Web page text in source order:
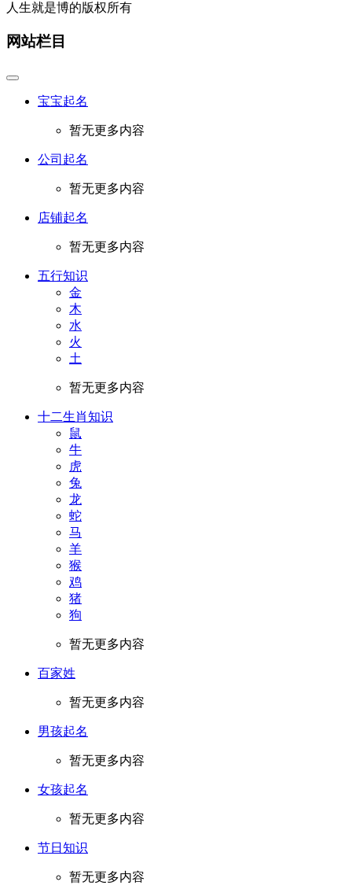
人生就是博的版权所有
网站栏目
宝宝起名
暂无更多内容
公司起名
暂无更多内容
店铺起名
暂无更多内容
五行知识
金
木
水
火
土
暂无更多内容
十二生肖知识
鼠
牛
虎
兔
龙
蛇
马
羊
猴
鸡
猪
狗
暂无更多内容
百家姓
暂无更多内容
男孩起名
暂无更多内容
女孩起名
暂无更多内容
节日知识
暂无更多内容